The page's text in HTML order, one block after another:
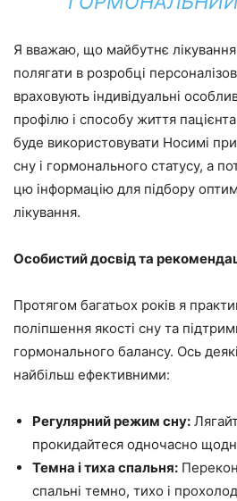
Я вважаю, що майбутнє
полягати в розробці
враховують індивідуальні
профілю і способу життя
буде використовувати Носимі
сну і гормонального статусу, а
цю інформацію для підбору
лікування.
Особистий досвід та
Протягом багатьох років я
поліпшення якості сну та
гормонального балансу. Ось
найбільш ефективними:
Регулярний режим сну:
прокидайтеся одночасно
Темна і тиха спальня:
спальні темно, тихо і